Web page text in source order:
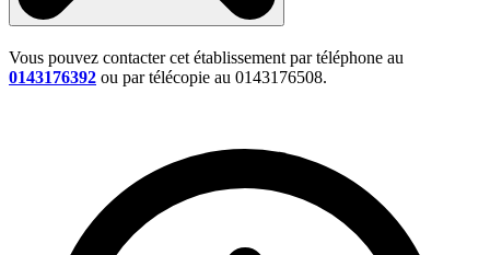
Vous pouvez contacter cet établissement par téléphone au
0143176392 ou par télécopie au 0143176508.